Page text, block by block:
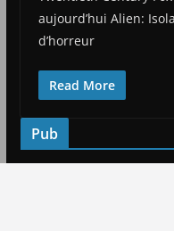
aujourd’hui Alien:
d’horreur
Read More
Pub